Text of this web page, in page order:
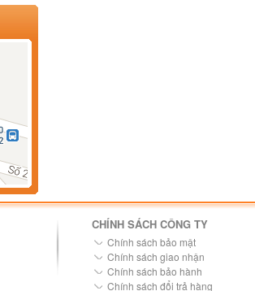
CHÍNH SÁCH CÔNG TY
Chính sách bảo mật
Chính sách giao nhận
Chính sách bảo hành
Chính sách đổi trả hàng